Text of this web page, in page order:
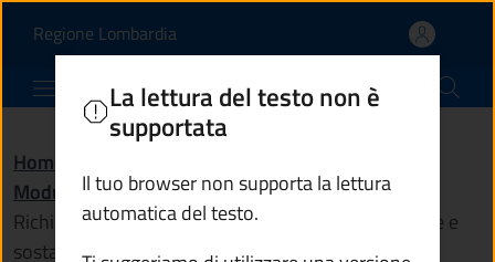
Richiesta di rilascio del
Regione Lombardia(apre in un'altra scheda).
Comune di Sellero
Home
Modulistica /
Richiesta di rilascio del contrassegno di circolazione e
sosta per i veicoli a servizio di persone disabili
La lettura del testo non è
supportata
Il tuo browser non supporta la lettura
automatica del testo.